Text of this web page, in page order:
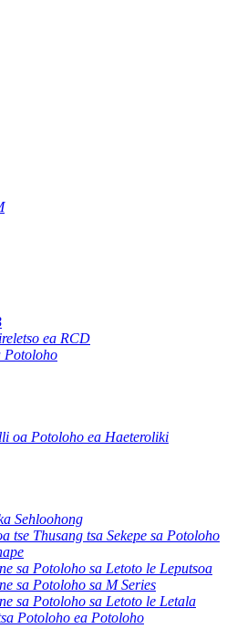
ea RCD
Potoloho
oa Potoloho ea Haeteroliki
Sehloohong
tse Thusang tsa Sekepe sa Potoloho
sa Potoloho sa Letoto le Leputsoa
sa Potoloho sa M Series
sa Potoloho sa Letoto le Letala
Potoloho ea Potoloho